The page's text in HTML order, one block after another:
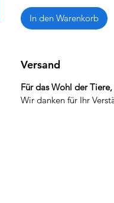
In den Warenkorb
Versand
Für das Wohl der
Wir danken für Ihr